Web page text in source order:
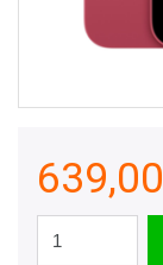
639,00